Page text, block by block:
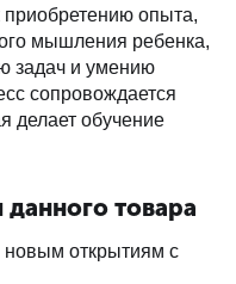
приобретению опыта,
мышления ребенка,
задач и умению
сопровождается
делает обучение
товара
новым открытиям с